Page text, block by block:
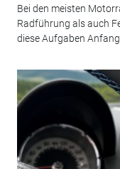
Bei den meisten
Radführung als auch
diese Aufgaben